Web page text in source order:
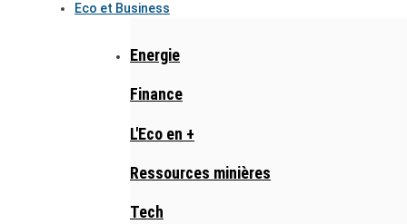
Eco et Business
Energie
Finance
L'Eco en +
Ressources minières
Tech